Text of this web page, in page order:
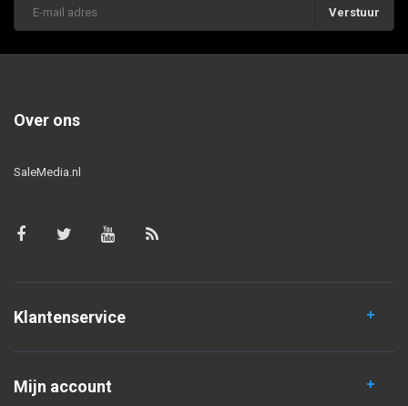
Verstuur
Over ons
SaleMedia.nl
Klantenservice
Mijn account